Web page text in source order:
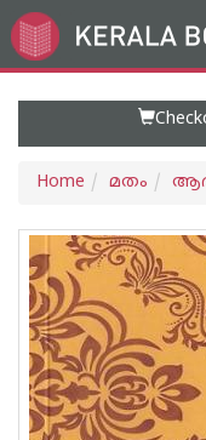
Go
to
Home മതം